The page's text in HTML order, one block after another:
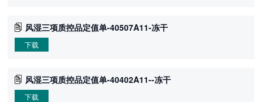
风湿三项质控品定值单-40507A11-冻干
下载
风湿三项质控品定值单-40402A11--冻干
下载